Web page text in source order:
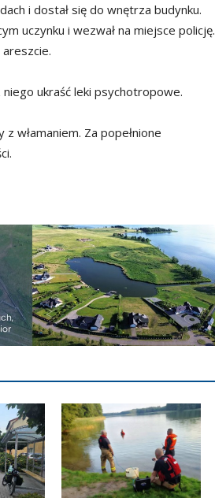
i dostał się do wnętrza budynku.
uczynku i wezwał na miejsce policję.
niego ukraść leki psychotropowe.
włamaniem. Za popełnione